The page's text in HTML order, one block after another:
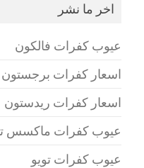
اخر ما نشر
عيوب كفرات فالكون
اسعار كفرات برجستون
اسعار كفرات ريدستون
عيوب كفرات ماكسس
عيوب كفرات تويو